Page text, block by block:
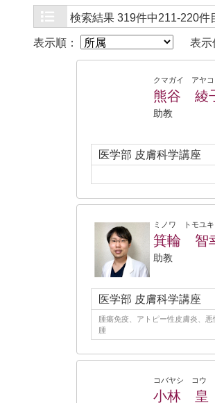
検索結果 319件中211-220件
表示順： 表示
クマガイ アヤコ
熊谷 綾
助教
医学部 皮膚科学講座
ミノワ トモユキ
箕輪 智
助教
医学部 皮膚科学講座
腫瘍免疫、アトピー性皮膚炎、悪
腫
コバヤシ コウ
小林 皇